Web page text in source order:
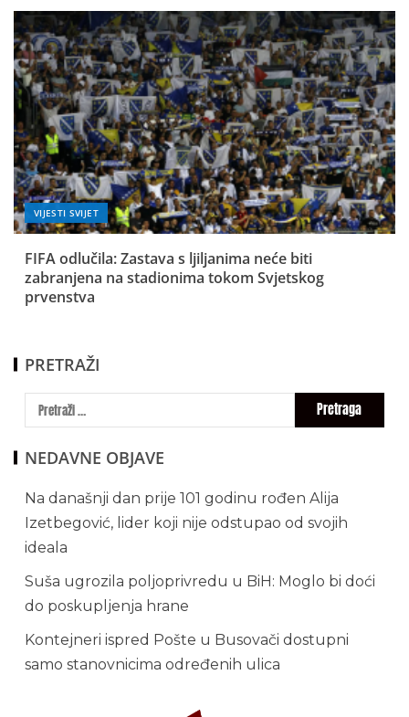
VIJESTI SVIJET
FIFA odlučila: Zastava s ljiljanima neće biti
zabranjena na stadionima tokom Svjetskog
prvenstva
PRETRAŽI
NEDAVNE OBJAVE
Na današnji dan prije 101 godinu rođen Alija
Izetbegović, lider koji nije odstupao od svojih
ideala
Suša ugrozila poljoprivredu u BiH: Moglo bi doći
do poskupljenja hrane
Kontejneri ispred Pošte u Busovači dostupni
samo stanovnicima određenih ulica